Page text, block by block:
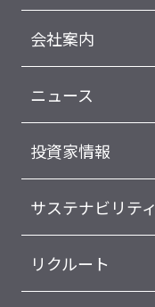
会社案内
ニュース
投資家情報
サステナビリティ
リクルート